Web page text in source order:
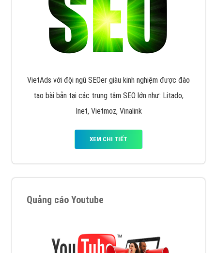
VietAds với đội ngũ SEOer giàu kinh nghiệm được đào
tạo bài bản tại các trung tâm SEO lớn như: Litado,
Inet, Vietmoz, Vinalink
XEM CHI TIẾT
Quảng cáo Youtube